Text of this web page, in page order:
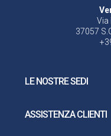
Via
37057
LE NOSTRE SEDI
ASSISTENZA CLIENTI